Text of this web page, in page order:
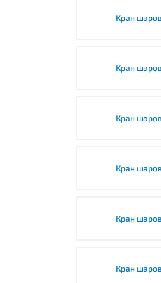
Кран
Кран
Кран
Кран
Кран
Кран